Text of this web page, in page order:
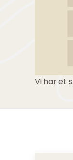
Vi har et